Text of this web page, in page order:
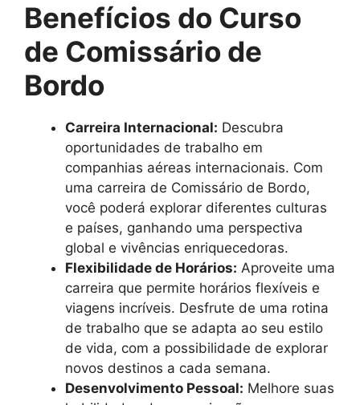
Benefícios do Curso
de Comissário de
Bordo
Carreira Internacional: Descubra
oportunidades de trabalho em
companhias aéreas internacionais. Com
uma carreira de Comissário de Bordo,
você poderá explorar diferentes culturas
e países, ganhando uma perspectiva
global e vivências enriquecedoras.
Flexibilidade de Horários: Aproveite uma
carreira que permite horários flexíveis e
viagens incríveis. Desfrute de uma rotina
de trabalho que se adapta ao seu estilo
de vida, com a possibilidade de explorar
novos destinos a cada semana.
Desenvolvimento Pessoal: Melhore suas